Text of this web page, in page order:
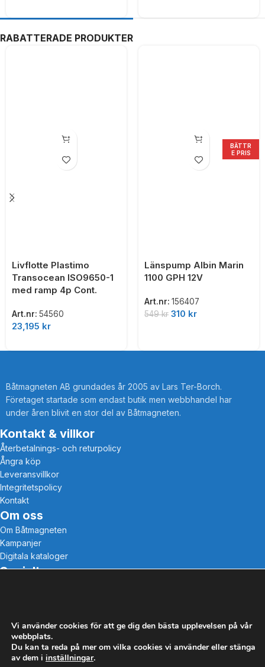
RABATTERADE PRODUKTER
Livflotte Plastimo
Transocean ISO9650-1
med ramp 4p Cont.
Art.nr: 54560
23,195 kr
BÄTTR
E PRIS
Länspump Albin Marin
1100 GPH 12V
Art.nr: 156407
549kr 310 kr
Båtmagneten AB grundades år 2005 av Lars Ter-Borch.
Företaget startade som endast butik men webbhandel har
under åren blivit en stor del av Båtmagneten.
Kontakt & villkor
Återbetalnings- och returpolicy
Ångra köp
Leveransvillkor
Integritetspolicy
Kontakt
Om oss
Om Båtmagneten
Kampanjer
Digitala kataloger
Socialt
Vi använder cookies för att ge dig den bästa upplevelsen på vår
webbplats.
Du kan ta reda på mer om vilka cookies vi använder eller stänga
av dem i inställningar.